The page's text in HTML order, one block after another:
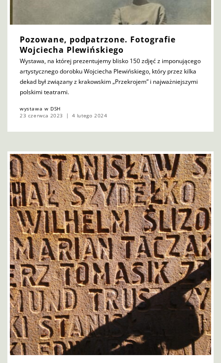
Pozowane, podpatrzone. Fotografie
Wojciecha Plewińskiego
Wystawa, na której prezentujemy blisko 150 zdjęć z imponującego
artystycznego dorobku Wojciecha Plewińskiego, który przez kilka
dekad był związany z krakowskim „Przekrojem” i najważniejszymi
polskimi teatrami.
wystawa w DSH
23 czerwca 2023
4 lutego 2024